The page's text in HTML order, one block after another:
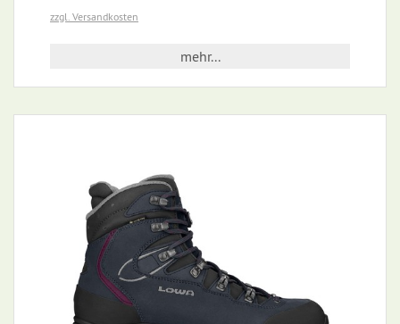
zzgl. Versandkosten
mehr...